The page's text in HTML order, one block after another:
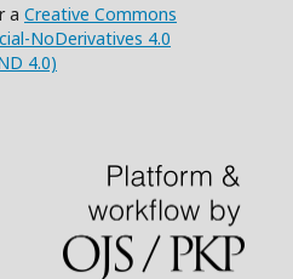
a Creative Commons
NoDerivatives 4.0
4.0)